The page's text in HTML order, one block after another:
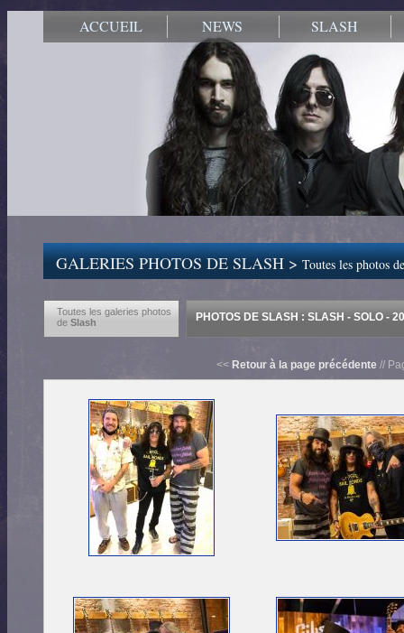
ACCUEIL NEWS SLASH
GALERIES PHOTOS DE SLASH >Toutes les photos
Toutes les galeries photos
de Slash PHOTOS DE SLASH : SLASH - SOLO -
<< Retour à la page précédente //